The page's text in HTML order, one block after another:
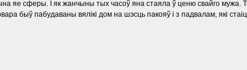
яе сферы. І як жанчыны тых часоў яна стаяла ў ценю свайго
быў пабудаваны вялікі дом на шэсць пакояў і з падвалам, які